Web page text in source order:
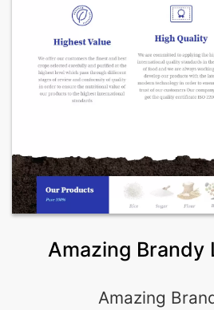
Amazing Brandy
Amazing